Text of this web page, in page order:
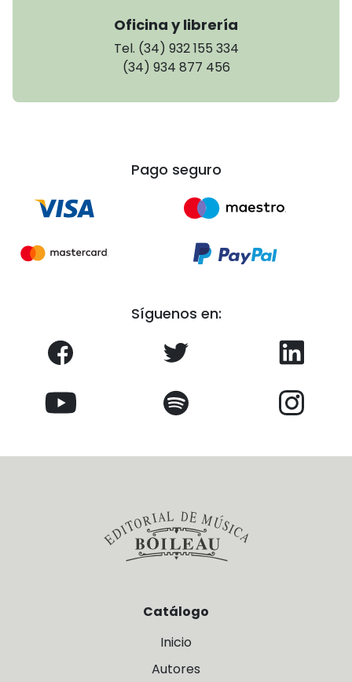
Oficina y librería
Tel. (34) 932 155 334
(34) 934 877 456
Pago seguro
Síguenos en:
Catálogo
Inicio
Autores